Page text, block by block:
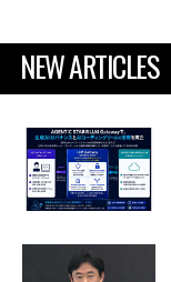
NEW ARTICLES